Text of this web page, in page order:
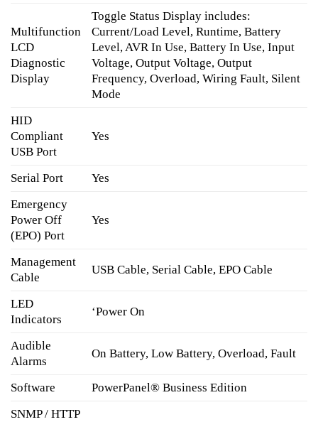
Multifunction
LCD
Diagnostic
Display
Toggle Status Display includes:
Current/Load Level, Runtime, Battery
Level, AVR In Use, Battery In Use, Input
Voltage, Output Voltage, Output
Frequency, Overload, Wiring Fault, Silent
Mode
HID
Compliant
USB Port
Yes
Serial Port
Yes
Emergency
Power Off
(EPO) Port
Yes
Management
Cable
USB Cable, Serial Cable, EPO Cable
LED
Indicators
‘Power On
Audible
Alarms
On Battery, Low Battery, Overload, Fault
Software
PowerPanel® Business Edition
SNMP / HTTP